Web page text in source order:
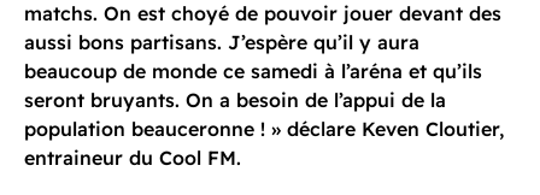
matchs. On est choyé de pouvoir jouer devant des
aussi bons partisans. J’espère qu’il y aura
beaucoup de monde ce samedi à l’aréna et qu’ils
seront bruyants. On a besoin de l’appui de la
population beauceronne ! » déclare Keven Cloutier,
entraineur du Cool FM.